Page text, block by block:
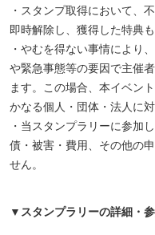
・スタンプ取得において、
即時解除し、獲得した特典
・やむを得ない事情により
や緊急事態等の要因で主催
ます。この場合、本イベン
かなる個人・団体・法人に
・当スタンプラリーに参加
債・被害・費用、その他の
せん。
▼スタンプラリーの詳細・